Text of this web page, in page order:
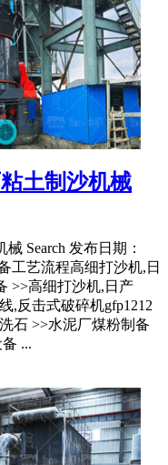
土制沙机械
Search 发布日期：
工艺流程高细打沙机,日
>>高细打沙机,日产
,反击式破碎机gfp1212
石 >>水泥厂煤粉制备
...